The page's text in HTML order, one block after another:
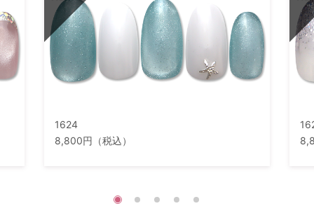
1624
8,800円（税込）